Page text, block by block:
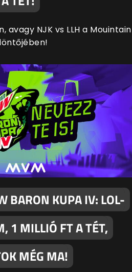
avagy NJK vs LLH a Mouintain
BARON KUPA IV: LOL-
1 MILLIÓ FT A TÉT,
MÉG MA!